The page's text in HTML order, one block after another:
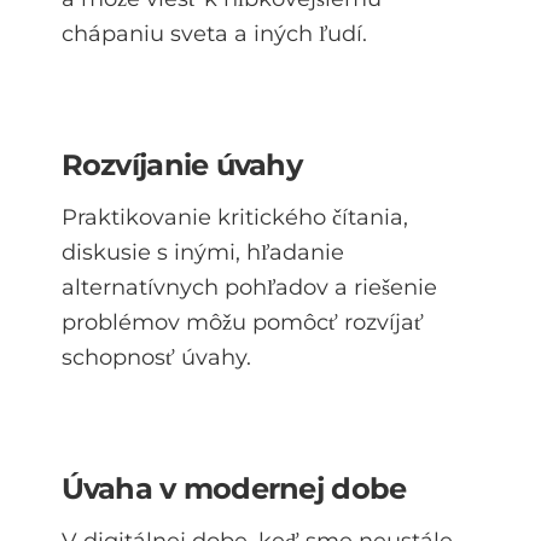
chápaniu sveta a iných ľudí.
Rozvíjanie úvahy
Praktikovanie kritického čítania,
diskusie s inými, hľadanie
alternatívnych pohľadov a riešenie
problémov môžu pomôcť rozvíjať
schopnosť úvahy.
Úvaha v modernej dobe